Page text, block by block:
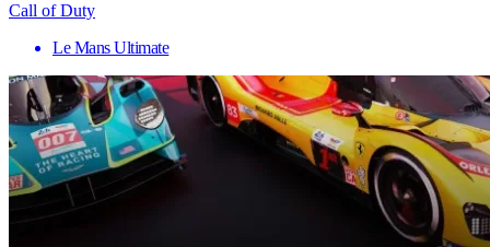
Call of Duty
Le Mans Ultimate